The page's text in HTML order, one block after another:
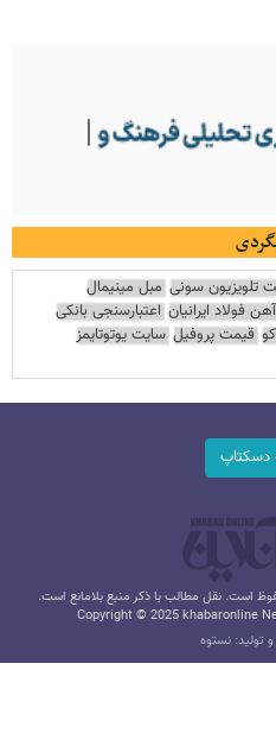
تلویزیون سونی مبل مینیمال
فولاد ایرانیان اعتبارسنجی بانکی
قیمت پروفیل سایت یوتوتایمز
است. نقل مطالب با ذکر منبع بلامانع است.
Copyright © 2025 khabaronline
تولید: نستوه